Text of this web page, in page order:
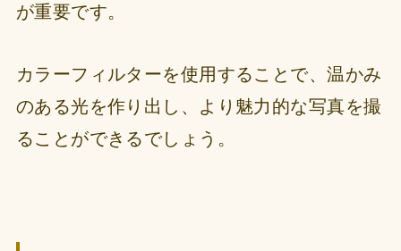
が重要です。
カラーフィルターを使用することで、温かみ
のある光を作り出し、より魅力的な写真を撮
ることができるでしょう。